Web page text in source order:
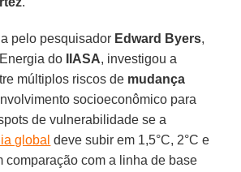
pelo pesquisador Edward Byers,
do
IIASA, investigou a
múltiplos riscos de mudança
socioeconômico para
de vulnerabilidade se a
global deve subir em 1,5°C, 2°C e
comparação com a linha de base